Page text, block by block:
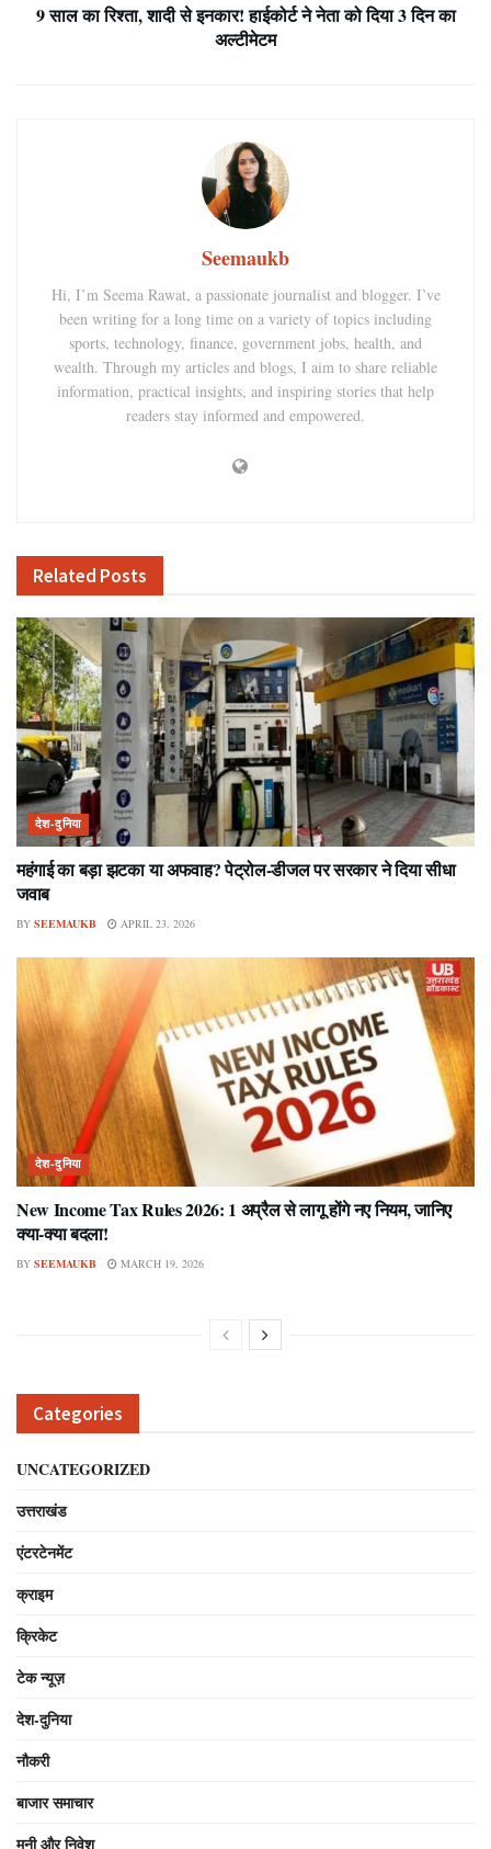
9 साल का रिश्ता, शादी से इनकार! हाईकोर्ट ने नेता को दिया 3 दिन का
अल्टीमेटम
Seemaukb
Hi, I’m Seema Rawat, a passionate journalist and blogger. I’ve
been writing for a long time on a variety of topics including
sports, technology, finance, government jobs, health, and
wealth. Through my articles and blogs, I aim to share reliable
information, practical insights, and inspiring stories that help
readers stay informed and empowered.
Related Posts
देश-दुनिया
महंगाई का बड़ा झटका या अफवाह? पेट्रोल-डीजल पर सरकार ने दिया सीधा
जवाब
BY SEEMAUKB APRIL 23, 2026
देश-दुनिया
New Income Tax Rules 2026: 1 अप्रैल से लागू होंगे नए नियम, जानिए
क्या-क्या बदला!
BY SEEMAUKB MARCH 19, 2026
Categories
UNCATEGORIZED
उत्तराखंड
एंटरटेनमेंट
क्राइम
क्रिकेट
टेक न्यूज़
देश-दुनिया
नौकरी
बाजार समाचार
मनी और निवेश